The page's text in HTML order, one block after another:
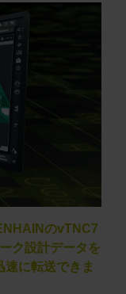
のvTNC7
ク設計データを
に転送できま